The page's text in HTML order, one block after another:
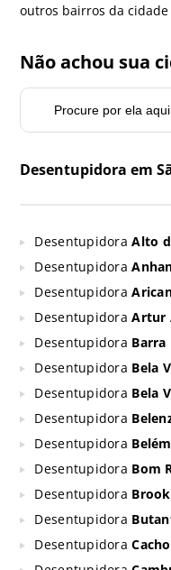
outros bairros da cidade
Não achou sua
Desentupidora em
DesentupidoraAlto
Desentupidora
Desentupidora
DesentupidoraArtur
Desentupidora Barra
Desentupidora Bela
Desentupidora Bela
Desentupidora
Desentupidora Belém
Desentupidora Bom
Desentupidora
Desentupidora
Desentupidora